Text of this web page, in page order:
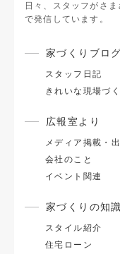
日々、スタッフがさ
で発信しています。
家づくりブログ
スタッフ日記
きれいな現場づく
広報室より
メディア掲載・
会社のこと
イベント関連
家づくりの知識
スタイル紹介
住宅ローン